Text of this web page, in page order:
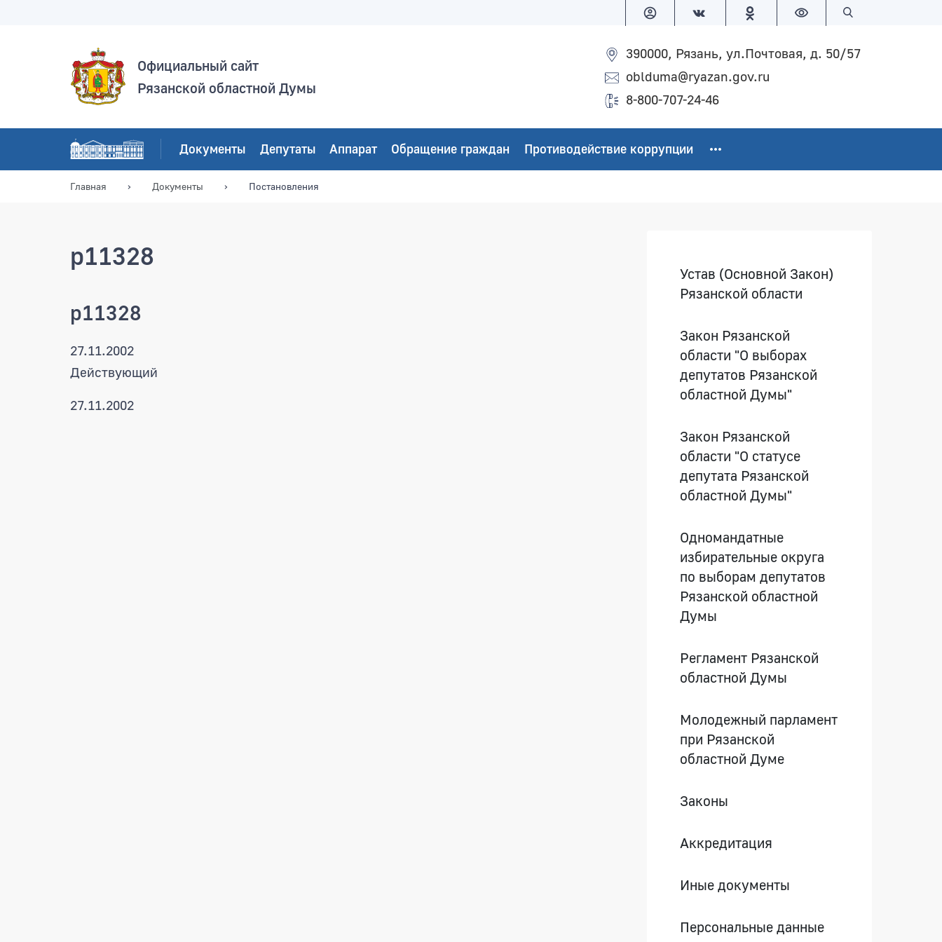
Версия для слабовидящих
Официальный сайт
Рязанской областной Думы
390000, Рязань, ул.Почтовая, д. 50/57
oblduma@ryazan.gov.ru
8-800-707-24-46
Документы Депутаты Аппарат Обращение граждан Противодействие коррупции
Главная Документы Постановления
p11328
p11328
27.11.2002
Действующий
27.11.2002
Устав (Основной Закон)
Рязанской области
Закон Рязанской
области "О выборах
депутатов Рязанской
областной Думы"
Закон Рязанской
области "О статусе
депутата Рязанской
областной Думы"
Одномандатные
избирательные округа
по выборам депутатов
Рязанской областной
Думы
Регламент Рязанской
областной Думы
Молодежный парламент
при Рязанской
областной Думе
Законы
Аккредитация
Иные документы
Персональные данные